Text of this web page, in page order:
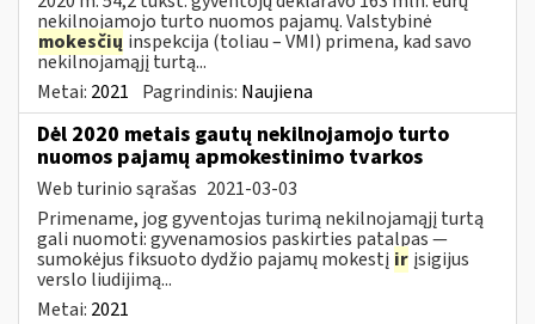
nekilnojamojo turto nuomos pajamų. Valstybinė
mokesčių inspekcija (toliau – VMI) primena, kad savo
nekilnojamąjį turtą...
Metai: 2021 Pagrindinis: Naujiena
Dėl 2020 metais gautų nekilnojamojo turto
nuomos pajamų apmokestinimo tvarkos
Web turinio sąrašas 2021-03-03
Primename, jog gyventojas turimą nekilnojamąjį turtą
gali nuomoti: gyvenamosios paskirties patalpas —
sumokėjus fiksuoto dydžio pajamų mokestį ir įsigijus
verslo liudijimą...
Metai: 2021